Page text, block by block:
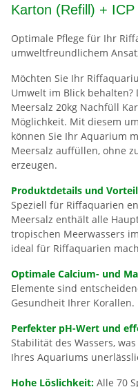
Karton (Refill) +
Optimale Pflege für Ihr
umweltfreundlichem
Möchten Sie Ihr
Umwelt im Blick behalten?
Meersalz 20kg Nachfüll
Möglichkeit. Mit diesem
können Sie Ihr Aquarium
Meersalz auffüllen, ohne
erzeugen.
Produktdetails und
Speziell für Riffaquarien
Meersalz enthält alle
tropischen Meerwassers
ideal für Riffaquarien
Optimale Calcium- und
Elemente sind
Gesundheit Ihrer Korallen.
Perfekter pH-Wert und
Stabilität des Wassers,
Ihres Aquariums
Hohe Löslichkeit: Alle 70